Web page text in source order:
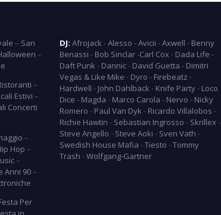
– San
–
–
Estivi –
Concerti
–
Hop –
–
Anni 90–
Per
DJ: Afrojack -Alesso -Avicii -Axwell - Benny
Benassi - Bob Sinclar-Carl Cox- Dada Life -
Daft Punk - Dannic- David Guetta - Dimitri
Vegas & Like Mike - Dyro - Firebeatz -
Hardwell - John Dahlback - Knife Party- Loco
Dice - Magda - Marco Carola - Nervo - Nicky
Romero - Paul Van Dyk - Ricardo Villalobos -
Richie Hawtin - Sebastian Ingrosso - Skrillex-
Steve Angello - Steve Aoki - Sven Vath -
Swedish House Mafia -Tiesto -Tommy
Trash -Wolfgang-Gartner